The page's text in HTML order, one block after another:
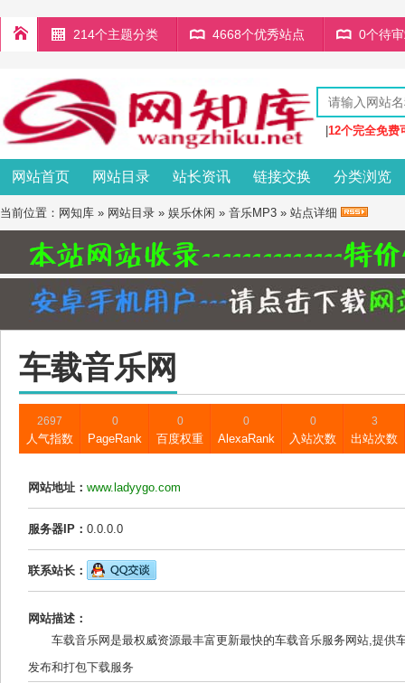
214个主题分类 4668个优秀站点 0个待
12个完全免费
网站首页 网站目录 站长资讯 链接交换 分类浏览
当前位置： 网知库 » 网站目录 » 娱乐休闲 » 音乐MP3 » 站点详细
车载音乐网
2697
人气指数
0
PageRank
0
百度权重
0
AlexaRank
0
入站次数
3
出站次数
网站地址： www.ladyygo.com
服务器IP： 0.0.0.0
联系站长：
网站描述：
车载音乐网是最权威资源最丰富更新最快的车载音乐服务网站,提供
发布和打包下载服务